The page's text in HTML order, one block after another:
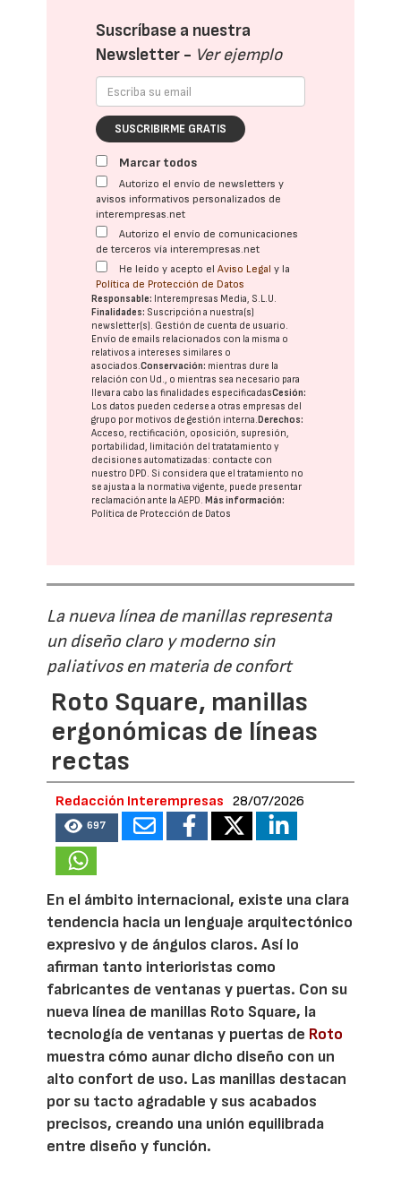
Suscríbase a nuestra
Newsletter - Ver ejemplo
SUSCRIBIRME GRATIS
Marcar todos
Autorizo el envío de newsletters y
avisos informativos personalizados de
interempresas.net
Autorizo el envío de comunicaciones
de terceros vía interempresas.net
He leído y acepto elAviso Legal y la
Política de Protección de Datos
Responsable: Interempresas Media, S.L.U.
Finalidades: Suscripción a nuestra(s)
newsletter(s). Gestión de cuenta de usuario.
Envío de emails relacionados con la misma o
relativos a intereses similares o
asociados.Conservación: mientras dure la
relación con Ud., o mientras sea necesario para
llevar a cabo las finalidades especificadasCesión:
Los datos pueden cederse a otras empresas del
grupo por motivos de gestión interna. Derechos:
Acceso, rectificación, oposición, supresión,
portabilidad, limitación del tratatamiento y
decisiones automatizadas: contacte con
nuestro DPD. Si considera que el tratamiento no
se ajusta a la normativa vigente, puede presentar
reclamación ante laAEPD. Más información:
Política de Protección de Datos
La nueva línea de manillas representa
un diseño claro y moderno sin
paliativos en materia de confort
Roto Square, manillas
ergonómicas de líneas
rectas
Redacción Interempresas 28/07/2026
697
En el ámbito internacional, existe una clara
tendencia hacia un lenguaje arquitectónico
expresivo y de ángulos claros. Así lo
afirman tanto interioristas como
fabricantes de ventanas y puertas. Con su
nueva línea de manillas Roto Square, la
tecnología de ventanas y puertas de Roto
muestra cómo aunar dicho diseño con un
alto confort de uso. Las manillas destacan
por su tacto agradable y sus acabados
precisos, creando una unión equilibrada
entre diseño y función.